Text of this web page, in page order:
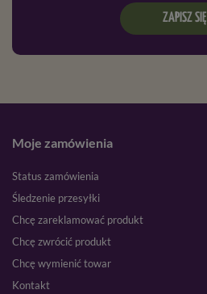
ZAPISZ SIĘ
Moje zamówienia
Status zamówienia
Śledzenie przesyłki
Chcę zareklamować produkt
Chcę zwrócić produkt
Chcę wymienić towar
Kontakt